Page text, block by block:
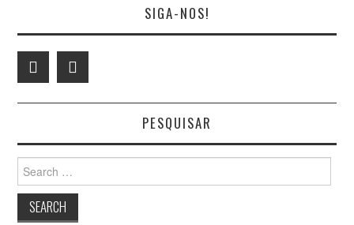
JORGE ANTÔNIO
MONTEIRO DE LIMA
JOSÉ ANTÓNIO BARBOSA
JOSÉ ANTÓNIO FERREIRA
SIGA-NOS!
PESQUISAR
for: